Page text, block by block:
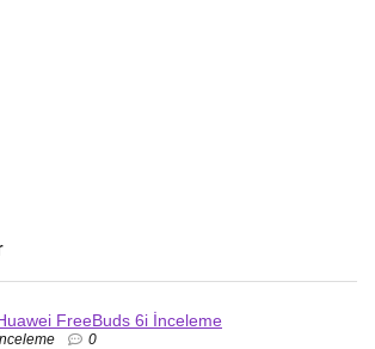
FreeBuds 6i İnceleme
0